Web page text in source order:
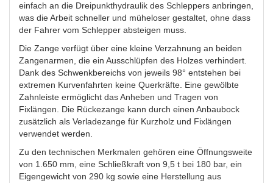
einfach an die Dreipunkthydraulik des Schleppers anbringen,
was die Arbeit schneller und müheloser gestaltet, ohne dass
der Fahrer vom Schlepper absteigen muss.
Die Zange verfügt über eine kleine Verzahnung an beiden
Zangenarmen, die ein Ausschlüpfen des Holzes verhindert.
Dank des Schwenkbereichs von jeweils 98° entstehen bei
extremen Kurvenfahrten keine Querkräfte. Eine gewölbte
Zahnleiste ermöglicht das Anheben und Tragen von
Fixlängen. Die Rückezange kann durch einen Anbaubock
zusätzlich als Verladezange für Kurzholz und Fixlängen
verwendet werden.
Zu den technischen Merkmalen gehören eine Öffnungsweite
von 1.650 mm, eine Schließkraft von 9,5 t bei 180 bar, ein
Eigengewicht von 290 kg sowie eine Herstellung aus